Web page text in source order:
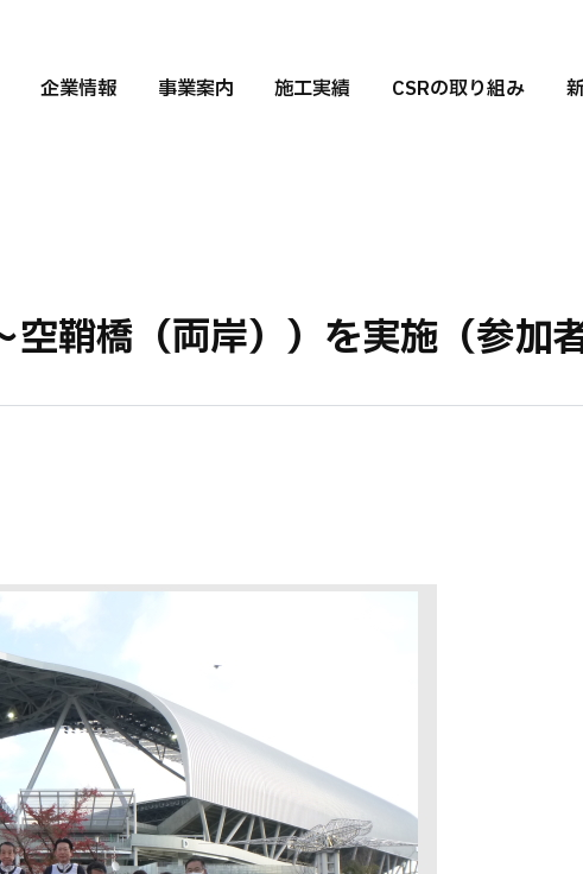
企業情報 事業案内 施工実績 CSRの取り組み
鞘橋（両岸））を実施（参加